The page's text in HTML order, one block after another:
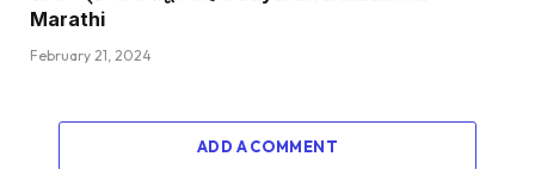
Marathi
February 21, 2024
ADD A COMMENT